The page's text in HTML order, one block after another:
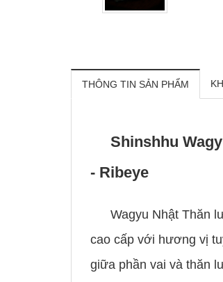
THÔNG TIN SẢN PHẨM
Shinshhu
- Ribeye
Wagyu Nhật Thăn
cao cấp với hương vị
giữa phần vai và thăn